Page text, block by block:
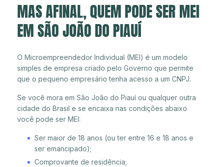
MAS AFINAL, QUEM PODE SER MEI
EM SÃO JOÃO DO PIAUÍ
O Microempreendedor Individual (MEI) é um modelo
simples de empresa criado pelo Governo que permite
que o pequeno empresário tenha acesso a um CNPJ.
Se você mora em São João do Piauí ou qualquer outra
cidade do Brasil e se encaixa nas condições abaixo
você pode ser MEI:
Ser maior de 18 anos (ou ter entre 16 e 18 anos e
ser emancipado);
Comprovante de residência;